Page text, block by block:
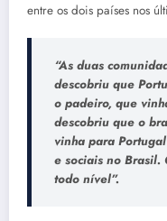
entre os dois países nos
“As duas
descobriu que
o padeiro, que
descobriu que o
vinha para
e sociais no Brasil.
todo nível”.